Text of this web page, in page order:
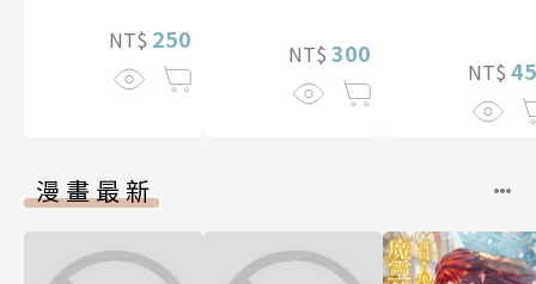
NT$ 250
NT$ 300
NT$
漫畫最新